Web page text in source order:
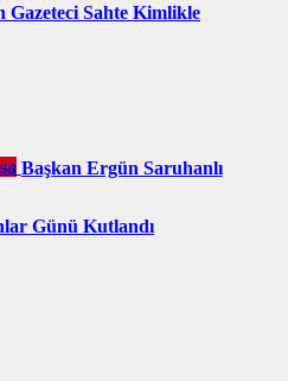
Gazeteci Sahte Kimlikle
Başkan Ergün Saruhanlı
Günü Kutlandı